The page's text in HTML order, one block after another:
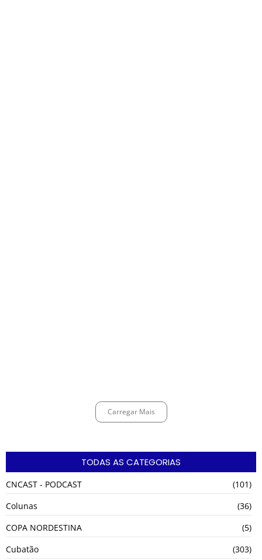
Carregar Mais
TODAS AS CATEGORIAS
CNCAST - PODCAST
(101)
Colunas
(36)
COPA NORDESTINA
(5)
Cubatão
(303)